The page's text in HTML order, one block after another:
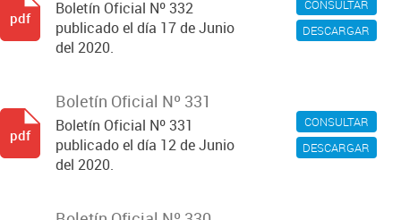
CONSULTAR
DESCARGAR
Boletín Oficial Nº 332
publicado el día 17 de Junio
del 2020.
pdf
CONSULTAR
DESCARGAR
Boletín Oficial Nº 331
Boletín Oficial Nº 331
publicado el día 12 de Junio
del 2020.
pdf